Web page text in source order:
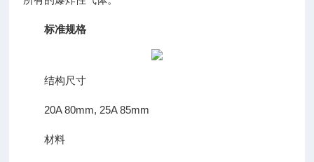
标准规格
结构尺寸
20A 80mm, 25A 85mm
材料